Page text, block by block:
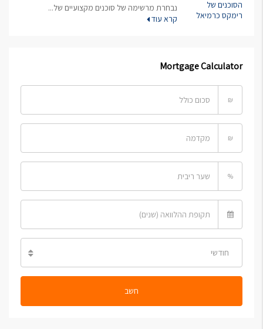
נבחרת מרשימה של סוכנים מקצועיים של...
קרא עוד
Mortgage Calculator
₪
₪
%
חודשי
חשב